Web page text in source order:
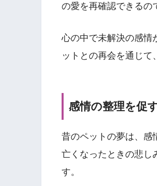
の愛を再確認できるの
心の中で未解決の感情
ットとの再会を通じて
感情の整理を促
昔のペットの夢は、感
亡くなったときの悲し
す。